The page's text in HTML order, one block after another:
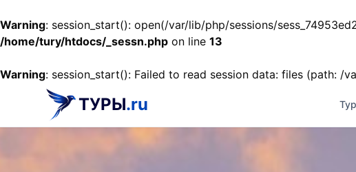
Warning: session_start(): open(/var/lib/php/sessions/
/home/tury/htdocs/_sessn.php on line 13
Warning: session_start(): Failed to read session data: files (path: /
ТУРЫ.ru